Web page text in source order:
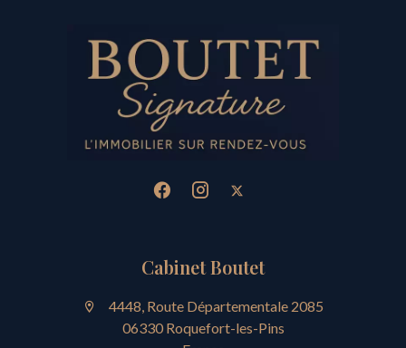
Cabinet Boutet
4448, Route Départementale 2085
06330 Roquefort-les-Pins